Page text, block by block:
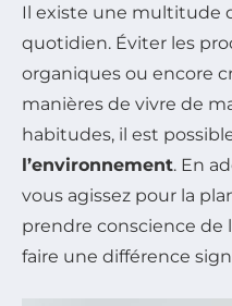
Il existe une multitude
quotidien. Éviter les
organiques ou encore
manières de vivre de
habitudes, il est
l’environnement. En
vous agissez pour la
prendre conscience de
faire une différence